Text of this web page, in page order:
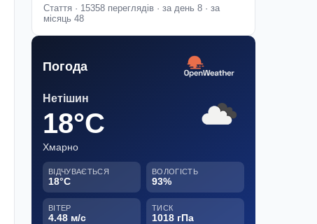
Стаття · 15358 переглядів · за день 8 · за
місяць 48
Погода
Нетішин
18°C
Хмарно
ВІДЧУВАЄТЬСЯ
18°C
ВОЛОГІСТЬ
93%
ВІТЕР
4.48 м/с
ТИСК
1018 гПа